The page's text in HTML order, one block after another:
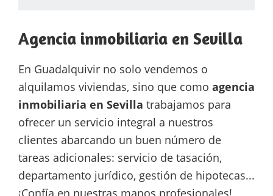
Agencia inmobiliaria en Sevilla
En Guadalquivir no solo vendemos o
alquilamos viviendas, sino que como agencia
inmobiliaria en Sevilla trabajamos para
ofrecer un servicio integral a nuestros
clientes abarcando un buen número de
tareas adicionales: servicio de tasación,
departamento jurídico, gestión de hipotecas...
¡Confía en nuestras manos profesionales!